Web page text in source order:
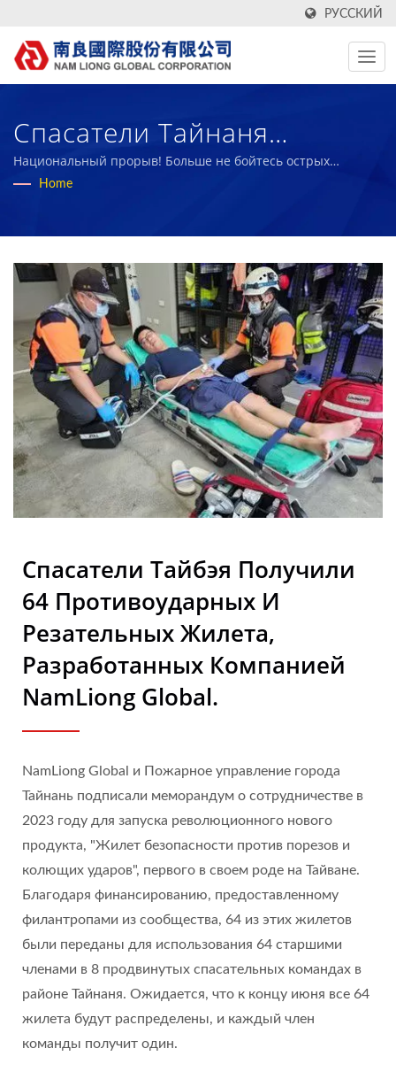
РУССКИЙ
Спасатели Тайнаня
Получили 64
Резиносечных Жилета,
Разработанных NamLiong
Global. | Более 50 Лет
Производитель
Высокопроизводительных
Технических Тканей И
Биорезинового Поролона
| Nam Liong
Национальный прорыв! Больше не бойтесь острых
предметов во время дежурства.
Home
Спасатели Тайбэя Получили
64 Противоударных И
Резательных Жилета,
Разработанных Компанией
NamLiong Global.
NamLiong Global и Пожарное управление города
Тайнань подписали меморандум о сотрудничестве в
2023 году для запуска революционного нового
продукта, "Жилет безопасности против порезов и
колющих ударов", первого в своем роде на Тайване.
Благодаря финансированию, предоставленному
филантропами из сообщества, 64 из этих жилетов
были переданы для использования 64 старшими
членами в 8 продвинутых спасательных командах в
районе Тайнаня. Ожидается, что к концу июня все 64
жилета будут распределены, и каждый член
команды получит один.